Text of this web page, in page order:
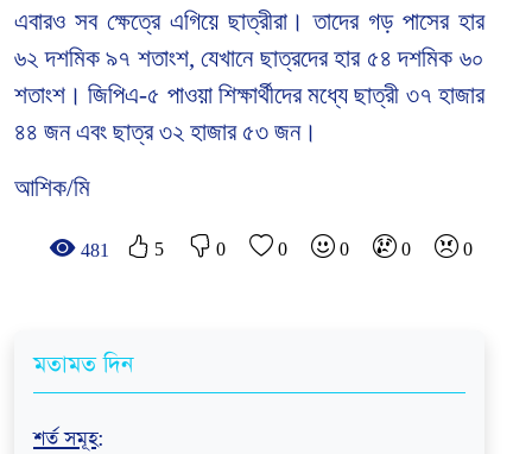
এবারও সব ক্ষেত্রে এগিয়ে ছাত্রীরা। তাদের গড় পাসের হার
৬২ দশমিক ৯৭ শতাংশ, যেখানে ছাত্রদের হার ৫৪ দশমিক ৬০
শতাংশ। জিপিএ-৫ পাওয়া শিক্ষার্থীদের মধ্যে ছাত্রী ৩৭ হাজার
৪৪ জন এবং ছাত্র ৩২ হাজার ৫৩ জন।
আশিক/মি
481 5 0 0 0 0 0
মতামত দিন
শর্ত সমূহ: